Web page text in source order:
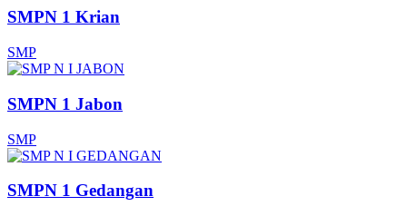
SMPN 1 Krian
SMP
SMPN 1 Jabon
SMP
SMPN 1 Gedangan